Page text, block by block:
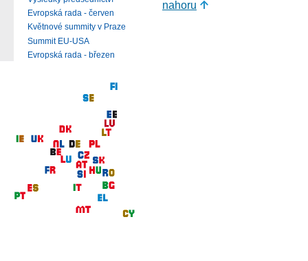
nahoru
Evropská rada - červen
Květnové summity v Praze
Summit EU-USA
Evropská rada - březen